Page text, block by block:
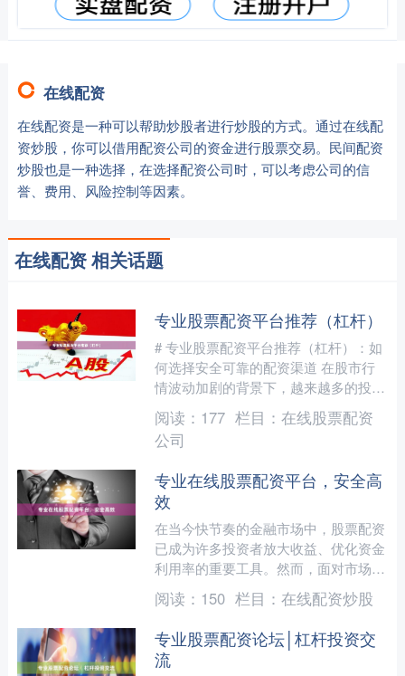
在线配资
在线配资是一种可以帮助炒股者进行炒股的方式。通过在线配
资炒股，你可以借用配资公司的资金进行股票交易。民间配资
炒股也是一种选择，在选择配资公司时，可以考虑公司的信
誉、费用、风险控制等因素。
在线配资 相关话题
专业股票配资平台推荐（杠杆）
# 专业股票配资平台推荐（杠杆）：如
何选择安全可靠的配资渠道 在股市行
情波动加剧的背景下，越来越多的投资
者开始关注股票配资这一杠杆工具。通
过配资放大资金，可以在....
阅读： 177 栏目： 在线股票配资
公司
专业在线股票配资平台，安全高
效
在当今快节奏的金融市场中，股票配资
已成为许多投资者放大收益、优化资金
利用率的重要工具。然而，面对市场上
琳琅满目的配资平台，如何选择一个既
专业又安全的在线股票配资....
阅读： 150 栏目： 在线配资炒股
专业股票配资论坛│杠杆投资交
流